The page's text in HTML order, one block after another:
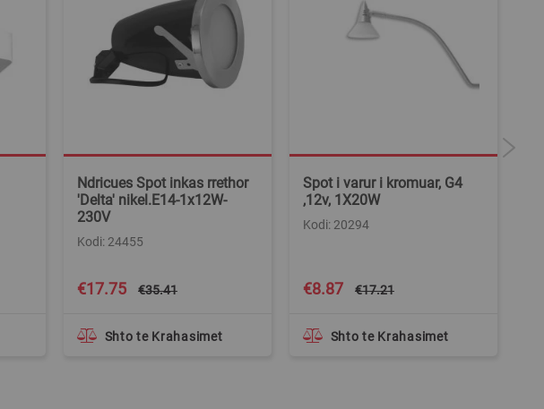
Ndricues Spot inkas rrethor
'Delta' nikel.E14-1x12W-
230V
Special
Price
€17.75 €35.41
Kodi: 24455
Shto te Krahasimet
Spot i varur i kromuar, G4
,12v, 1X20W
Special
Price
€8.87 €17.21
Kodi: 20294
Shto te Krahasimet